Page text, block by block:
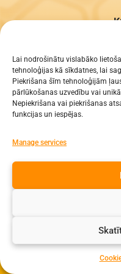
Lai nodrošinātu vislabāko
tehnoloģijas kā sīkdatnes, lai
Piekrišana šīm tehnoloģijām
pārlūkošanas uzvedību vai
Nepiekrišana vai piekrišanas
funkcijas un iespējas.
Manage services
tālr.
Visas